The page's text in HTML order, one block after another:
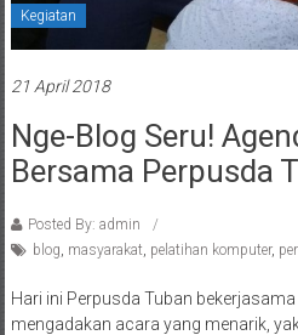
Kegiatan
21 April 2018
Nge-Blog Seru!
Bersama Perpusda
Posted By: admin
blog masyarakat pelatihan komputer,
Hari ini Perpusda Tuban bekerjasama
mengadakan acara yang menarik,